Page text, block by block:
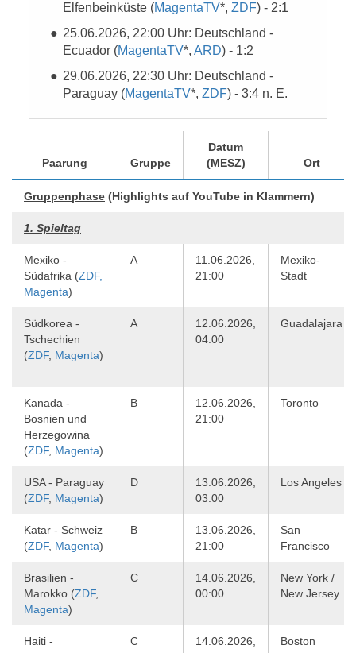
Elfenbeinküste (MagentaTV*, ZDF) - 2:1
25.06.2026, 22:00 Uhr: Deutschland -
Ecuador (MagentaTV*, ARD) - 1:2
29.06.2026, 22:30 Uhr: Deutschland -
Paraguay (MagentaTV*, ZDF) - 3:4 n. E.
Paarung Gruppe
Datum
(MESZ)
Ort
Gruppenphase (Highlights auf YouTube in Klammern)
1. Spieltag
Mexiko -
Südafrika (ZDF,
Magenta)
A
11.06.2026,
21:00
Mexiko-
Stadt
Südkorea -
Tschechien
(ZDF, Magenta)
A
12.06.2026,
04:00
Guadalajara
Kanada -
Bosnien und
Herzegowina
(ZDF, Magenta)
B
12.06.2026,
21:00
Toronto
USA - Paraguay
(ZDF, Magenta)
D
13.06.2026,
03:00
Los Angeles
Katar - Schweiz
(ZDF, Magenta)
B
13.06.2026,
21:00
San
Francisco
Brasilien -
Marokko (ZDF,
Magenta)
C
14.06.2026,
00:00
New York /
New Jersey
Haiti -
C
14.06.2026,
Boston